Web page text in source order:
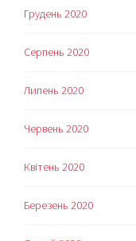
Грудень 2020
Серпень 2020
Липень 2020
Червень 2020
Квітень 2020
Березень 2020